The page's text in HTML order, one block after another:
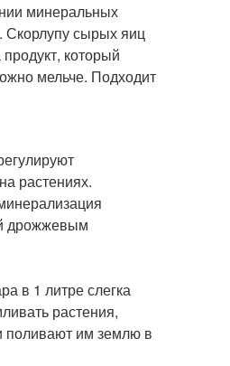
минеральных
Скорлупу сырых яиц
который
мельче. Подходит
растениях.
дрожжевым
в 1 литре слегка
растения,
поливают им землю в